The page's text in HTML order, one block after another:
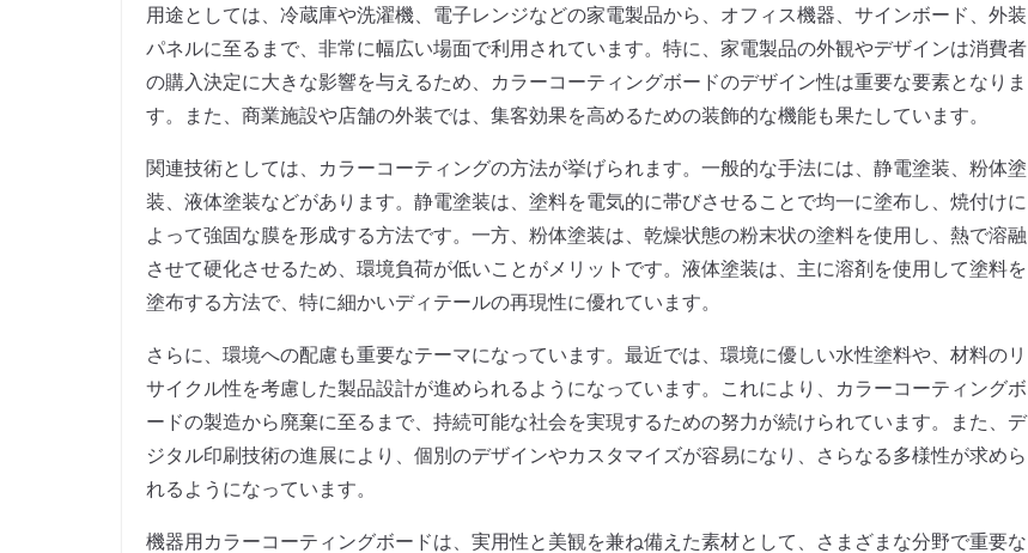
用途としては、冷蔵庫や洗濯機、電子レンジなどの家電製品から、オフィス機器、サインボード、外装
パネルに至るまで、非常に幅広い場面で利用されています。特に、家電製品の外観やデザインは消費者
の購入決定に大きな影響を与えるため、カラーコーティングボードのデザイン性は重要な要素となりま
す。また、商業施設や店舗の外装では、集客効果を高めるための装飾的な機能も果たしています。
関連技術としては、カラーコーティングの方法が挙げられます。一般的な手法には、静電塗装、粉体塗
装、液体塗装などがあります。静電塗装は、塗料を電気的に帯びさせることで均一に塗布し、焼付けに
よって強固な膜を形成する方法です。一方、粉体塗装は、乾燥状態の粉末状の塗料を使用し、熱で溶融
させて硬化させるため、環境負荷が低いことがメリットです。液体塗装は、主に溶剤を使用して塗料を
塗布する方法で、特に細かいディテールの再現性に優れています。
さらに、環境への配慮も重要なテーマになっています。最近では、環境に優しい水性塗料や、材料のリ
サイクル性を考慮した製品設計が進められるようになっています。これにより、カラーコーティングボ
ードの製造から廃棄に至るまで、持続可能な社会を実現するための努力が続けられています。また、デ
ジタル印刷技術の進展により、個別のデザインやカスタマイズが容易になり、さらなる多様性が求めら
れるようになっています。
機器用カラーコーティングボードは、実用性と美観を兼ね備えた素材として、さまざまな分野で重要な